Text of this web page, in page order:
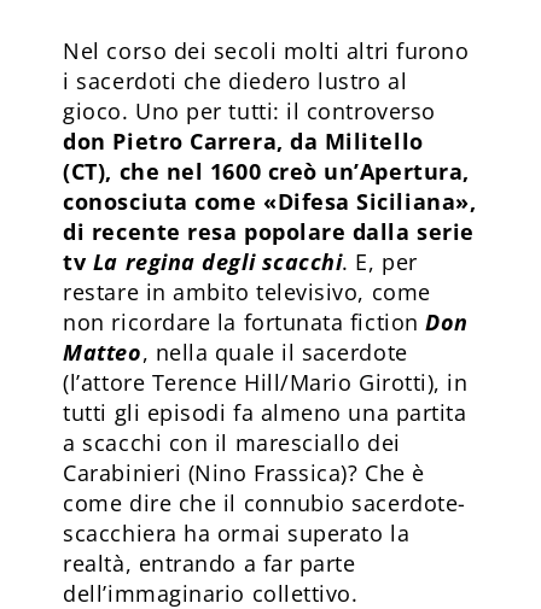
Nel corso dei secoli molti altri furono
i sacerdoti che diedero lustro al
gioco. Uno per tutti: il controverso
don Pietro Carrera, da Militello
(CT), che nel 1600 creò un’Apertura,
conosciuta come «Difesa Siciliana»,
di recente resa popolare dalla serie
tv La regina degli scacchi. E, per
restare in ambito televisivo, come
non ricordare la fortunata fictionDon
Matteo, nella quale il sacerdote
(l’attore Terence Hill/Mario Girotti), in
tutti gli episodi fa almeno una partita
a scacchi con il maresciallo dei
Carabinieri (Nino Frassica)? Che è
come dire che il connubio sacerdote-
scacchiera ha ormai superato la
realtà, entrando a far parte
dell’immaginario collettivo.